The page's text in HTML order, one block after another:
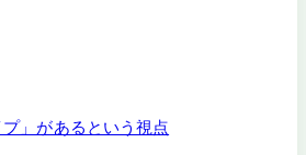
」があるという視点